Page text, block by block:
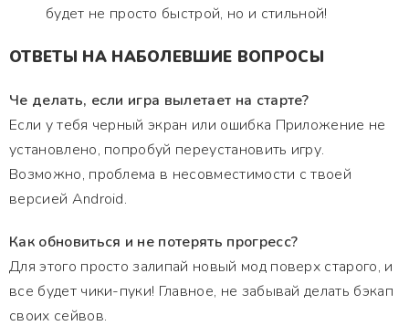
будет не просто быстрой, но и стильной!
ОТВЕТЫ НА НАБОЛЕВШИЕ ВОПРОСЫ
Че делать, если игра вылетает на старте?
Если у тебя черный экран или ошибка Приложение не
установлено, попробуй переустановить игру.
Возможно, проблема в несовместимости с твоей
версией Android.
Как обновиться и не потерять прогресс?
Для этого просто залипай новый мод поверх старого, и
все будет чики-пуки! Главное, не забывай делать бэкап
своих сейвов.